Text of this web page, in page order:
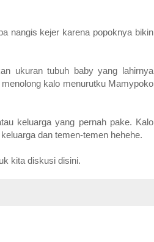
nangis kejer karena popoknya bikin
ukuran tubuh baby yang lahirnya
kalo menurutku Mamypoko
keluarga yang pernah pake. Kalo
dan temen-temen hehehe.
kita diskusi disini.